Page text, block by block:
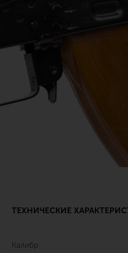
ТЕХНИЧЕСКИЕ
Калибр